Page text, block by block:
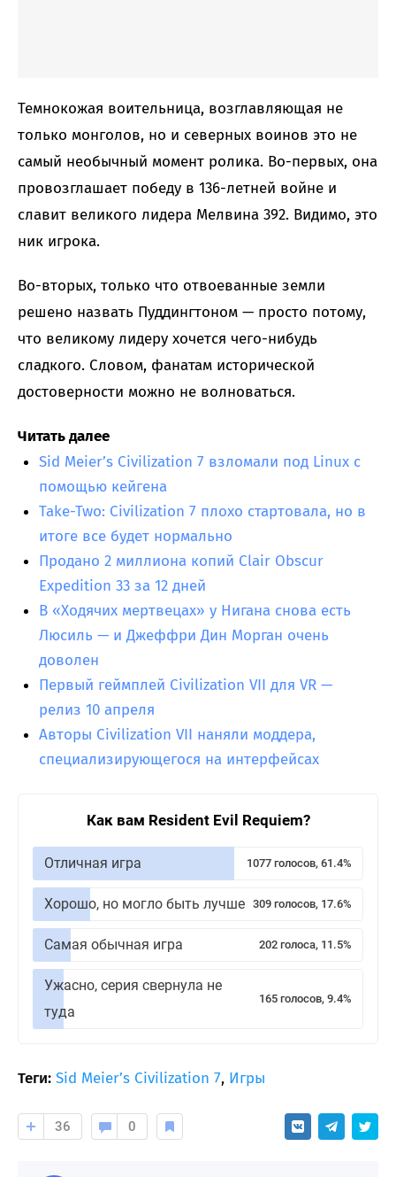
Темнокожая воительница, возглавляющая не
только монголов, но и северных воинов это не
самый необычный момент ролика. Во-первых, она
провозглашает победу в 136-летней войне и
славит великого лидера Мелвина 392. Видимо, это
ник игрока.
Во-вторых, только что отвоеванные земли
решено назвать Пуддингтоном — просто потому,
что великому лидеру хочется чего-нибудь
сладкого. Словом, фанатам исторической
достоверности можно не волноваться.
Читать далее
Sid Meier’s Civilization 7 взломали под Linux с
помощью кейгена
Take-Two: Civilization 7 плохо стартовала, но в
итоге все будет нормально
Продано 2 миллиона копий Clair Obscur
Expedition 33 за 12 дней
В «Ходячих мертвецах» у Нигана снова есть
Люсиль — и Джеффри Дин Морган очень
доволен
Первый геймплей Civilization VII для VR —
релиз 10 апреля
Авторы Civilization VII наняли моддера,
специализирующегося на интерфейсах
Как вам Resident Evil Requiem?
Отличная игра 1077 голосов, 61.4%
Хорошо, но могло быть лучше 309 голосов, 17.6%
Самая обычная игра 202 голоса, 11.5%
Ужасно, серия свернула не
туда
165 голосов, 9.4%
Теги: Sid Meier’s Civilization 7, Игры
36 0